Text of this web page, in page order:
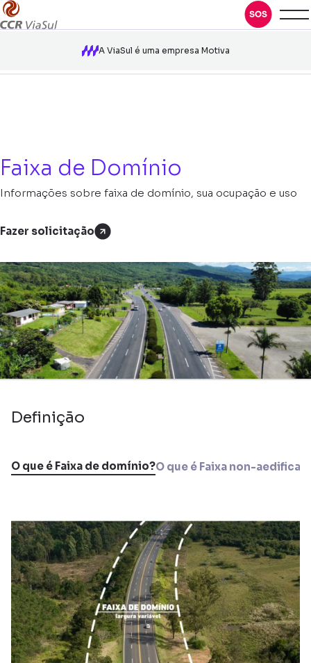
A ViaSul é uma empresa Motiva
Faixa de Domínio
Informações sobre faixa de domínio, sua ocupação e uso
Fazer solicitação
Definição
O que é Faixa de domínio?O que é Faixa non-